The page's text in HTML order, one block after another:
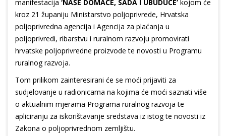
manifestacija ‘NAŠE DOMAĆE, SADA I UBUDUĆE’ kojom će
kroz 21 županiju Ministarstvo poljoprivrede, Hrvatska
poljoprivredna agencija i Agencija za plaćanja u
poljoprivredi, ribarstvu i ruralnom razvoju promovirati
hrvatske poljoprivredne proizvode te novosti u Programu
ruralnog razvoja.
Tom prilikom zainteresirani će se moći prijaviti za
sudjelovanje u radionicama na kojima će moći saznati više
o aktualnim mjerama Programa ruralnog razvoja te
apliciranju za iskorištavanje sredstava iz istog te novosti iz
Zakona o poljoprivrednom zemljištu.